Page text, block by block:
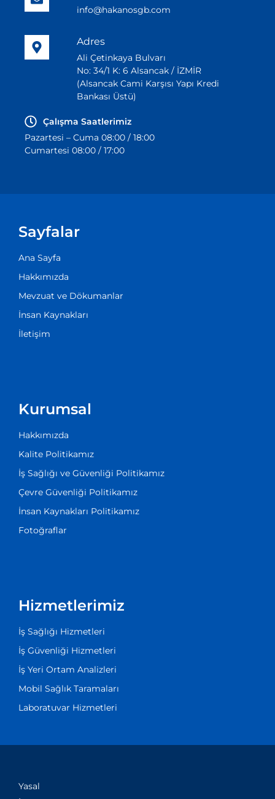
info@hakanosgb.com
Adres
Ali Çetinkaya Bulvarı
No: 34/1 K: 6 Alsancak / İZMİR
(Alsancak Cami Karşısı Yapı Kredi
Bankası Üstü)
Çalışma Saatlerimiz
Pazartesi – Cuma 08:00 / 18:00
Cumartesi 08:00 / 17:00
Sayfalar
Ana Sayfa
Hakkımızda
Mevzuat ve Dökumanlar
İnsan Kaynakları
İletişim
Kurumsal
Hakkımızda
Kalite Politikamız
İş Sağlığı ve Güvenliği Politikamız
Çevre Güvenliği Politikamız
İnsan Kaynakları Politikamız
Fotoğraflar
Hizmetlerimiz
İş Sağlığı Hizmetleri
İş Güvenliği Hizmetleri
İş Yeri Ortam Analizleri
Mobil Sağlık Taramaları
Laboratuvar Hizmetleri
Yasal